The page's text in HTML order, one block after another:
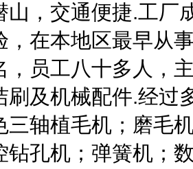
，交通便捷.工厂
，在本地区最早从
，员工八十多人，
刷及机械配件.经过
三轴植毛机；磨毛
钻孔机；弹簧机；